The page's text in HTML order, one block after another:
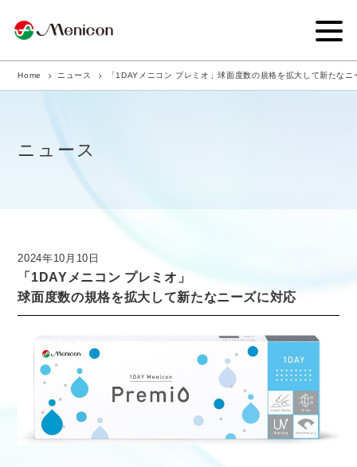
企業情報
商品サイト
ニュース
採用情報
医療従事者向け情報 GLOBAL
Home ニュース 「1DAYメニコン プレミオ」球面度数の規格を拡大して新たなニ
ニュース
2024年10月10日
「1DAYメニコン プレミオ」
球面度数の規格を拡大して新たなニーズに対応